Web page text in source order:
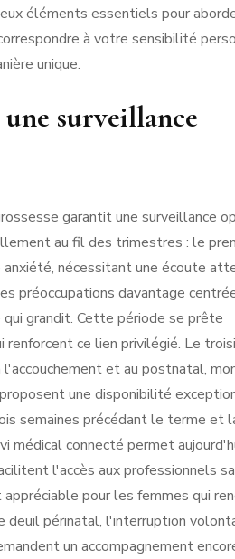
éléments essentiels pour
à votre sensibilité
unique.
surveillance
garantit une surveillance
au fil des trimestres : le
nécessitant une écoute
préoccupations davantage
grandit. Cette période se prête
ce lien privilégié. Le
et au postnatal,
une disponibilité
semaines précédant le terme et
médical connecté permet
l'accès aux professionnels
pour les femmes qui
périnatal, l'interruption
un accompagnement